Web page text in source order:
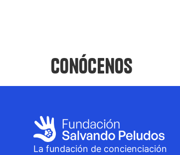
Conócenos
La fundación de concienciación